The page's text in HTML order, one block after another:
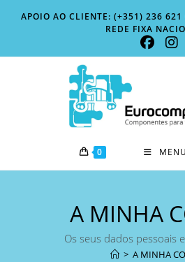
APOIO AO CLIENTE: (+351) 236
REDE FIXA
0 MENU
A MINHA
Os seus dados pessoais
> A MINHA